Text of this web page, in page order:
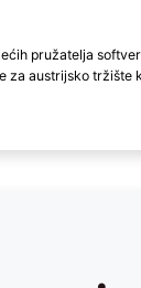
pružatelja
za austrijsko tržište